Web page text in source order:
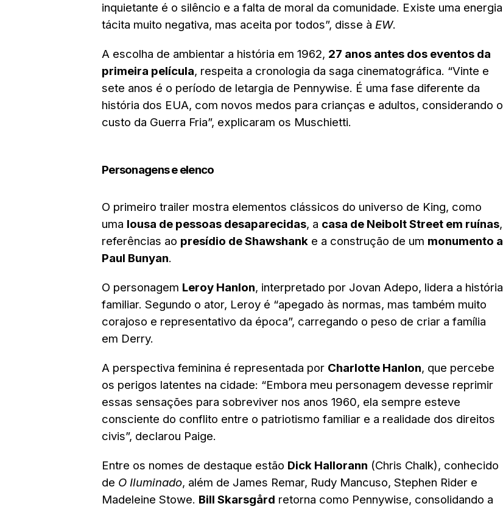
inquietante é o silêncio e a falta de moral da comunidade. Existe uma energia
tácita muito negativa, mas aceita por todos”, disse à EW.
A escolha de ambientar a história em 1962, 27 anos antes dos eventos da
primeira película, respeita a cronologia da saga cinematográfica. “Vinte e
sete anos é o período de letargia de Pennywise. É uma fase diferente da
história dos EUA, com novos medos para crianças e adultos, considerando o
custo da Guerra Fria”, explicaram os Muschietti.
Personagens e elenco
O primeiro trailer mostra elementos clássicos do universo de King, como
uma lousa de pessoas desaparecidas, a casa de Neibolt Street em ruínas,
referências ao presídio de Shawshank e a construção de um monumento a
Paul Bunyan.
O personagem Leroy Hanlon, interpretado por Jovan Adepo, lidera a história
familiar. Segundo o ator, Leroy é “apegado às normas, mas também muito
corajoso e representativo da época”, carregando o peso de criar a família
em Derry.
A perspectiva feminina é representada por Charlotte Hanlon, que percebe
os perigos latentes na cidade: “Embora meu personagem devesse reprimir
essas sensações para sobreviver nos anos 1960, ela sempre esteve
consciente do conflito entre o patriotismo familiar e a realidade dos direitos
civis”, declarou Paige.
Entre os nomes de destaque estão Dick Hallorann (Chris Chalk), conhecido
de O Iluminado, além de James Remar, Rudy Mancuso, Stephen Rider e
Madeleine Stowe. Bill Skarsgård retorna como Pennywise, consolidando a